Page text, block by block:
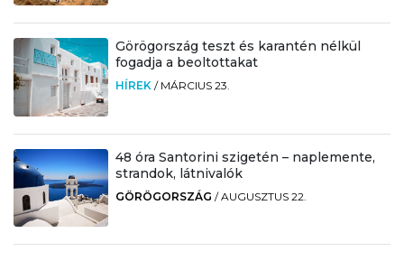
Görögország teszt és karantén nélkül
fogadja a beoltottakat
HÍREK / MÁRCIUS 23.
48 óra Santorini szigetén – naplemente,
strandok, látnivalók
GÖRÖGORSZÁG /AUGUSZTUS 22.